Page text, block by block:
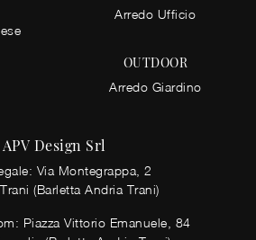
Arredo Ufficio
OUTDOOR
Arredo Giardino
APV Design Srl
Via Montegrappa, 2
(Barletta Andria Trani)
Piazza Vittorio Emanuele, 84